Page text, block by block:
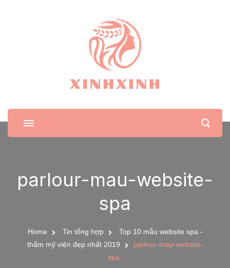
XinhXinh
Trang tin tức cho phái đẹp
parlour-mau-website-
spa
Home Tin tổng hợp
Top 10 mẫu website spa -
thẩm mỹ viện đẹp nhất 2019
parlour-mau-website-
spa